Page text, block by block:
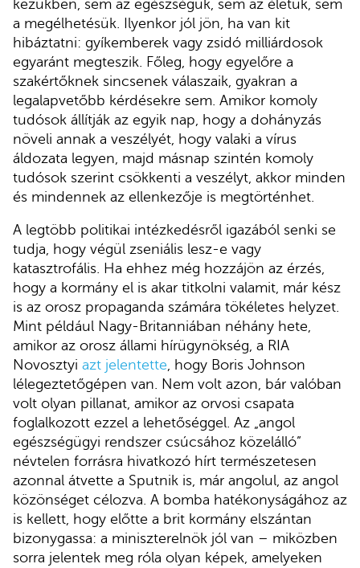
kezükben, sem az egészségük, sem az életük, sem
a megélhetésük. Ilyenkor jól jön, ha van kit
hibáztatni: gyíkemberek vagy zsidó milliárdosok
egyaránt megteszik. Főleg, hogy egyelőre a
szakértőknek sincsenek válaszaik, gyakran a
legalapvetőbb kérdésekre sem. Amikor komoly
tudósok állítják az egyik nap, hogy a dohányzás
növeli annak a veszélyét, hogy valaki a vírus
áldozata legyen, majd másnap szintén komoly
tudósok szerint csökkenti a veszélyt, akkor minden
és mindennek az ellenkezője is megtörténhet.
A legtöbb politikai intézkedésről igazából senki se
tudja, hogy végül zseniális lesz-e vagy
katasztrofális. Ha ehhez még hozzájön az érzés,
hogy a kormány el is akar titkolni valamit, már kész
is az orosz propaganda számára tökéletes helyzet.
Mint például Nagy-Britanniában néhány hete,
amikor az orosz állami hírügynökség, a RIA
Novosztyi azt jelentette, hogy Boris Johnson
lélegeztetőgépen van. Nem volt azon, bár valóban
volt olyan pillanat, amikor az orvosi csapata
foglalkozott ezzel a lehetőséggel. Az „angol
egészségügyi rendszer csúcsához közelálló”
névtelen forrásra hivatkozó hírt természetesen
azonnal átvette a Sputnik is, már angolul, az angol
közönséget célozva. A bomba hatékonyságához az
is kellett, hogy előtte a brit kormány elszántan
bizonygassa: a miniszterelnök jól van – miközben
sorra jelentek meg róla olyan képek, amelyeken